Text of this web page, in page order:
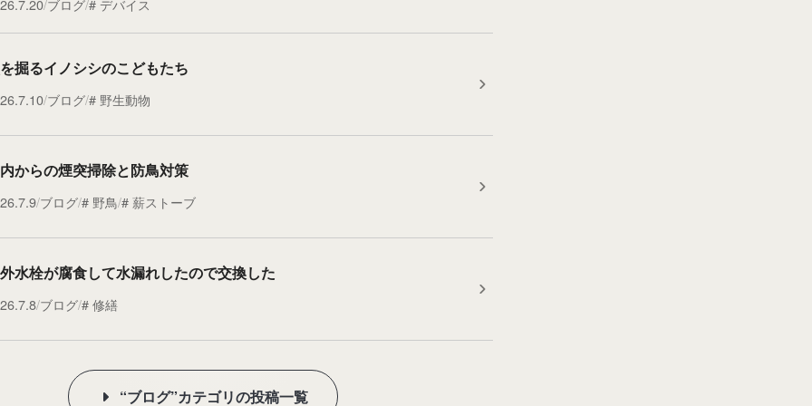
ブログ デバイス
掘るイノシシのこどもたち
ブログ 野生動物
からの煙突掃除と防鳥対策
ブログ 野鳥 薪ストーブ
水栓が腐食して水漏れしたので交換した
ブログ 修繕
“ブログ”カテゴリの投稿一覧